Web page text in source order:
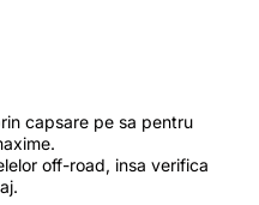
capsare pe sa pentru
off-road, insa verifica